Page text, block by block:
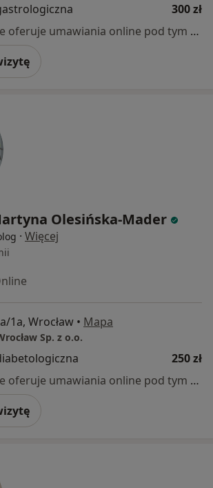
300 zł
Specjalista nie oferuje umawiania online pod tym adresem.
Olesińska-Mader
· Więcej
1a, Wrocław • Mapa
Sp. z o.o.
250 zł
Specjalista nie oferuje umawiania online pod tym adresem.